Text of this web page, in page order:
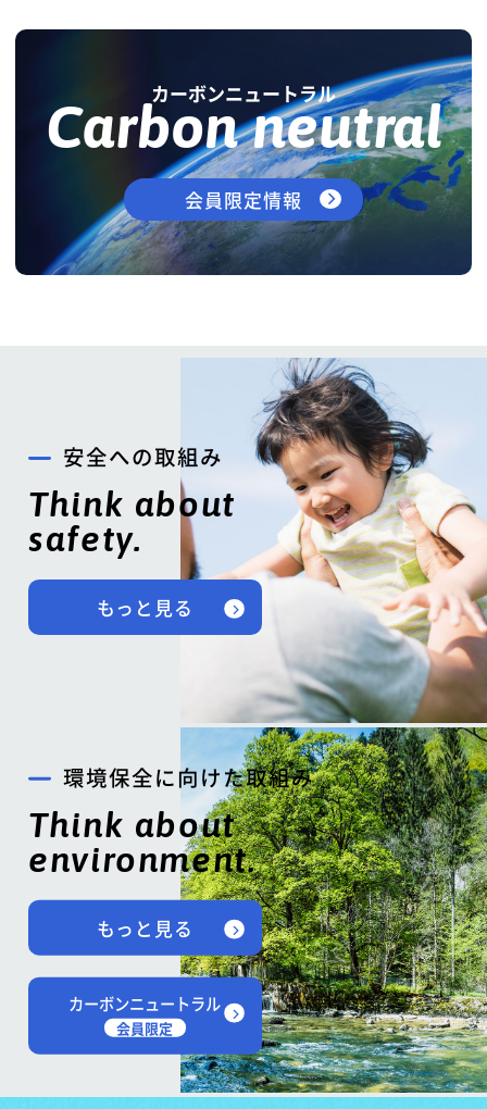
カーボンニュートラル
Carbon neutral
会員限定情報
安全への取組み
Think about
safety.
もっと見る
環境保全に向けた取組み
Think about
environment.
もっと見る
カーボンニュートラル
会員限定